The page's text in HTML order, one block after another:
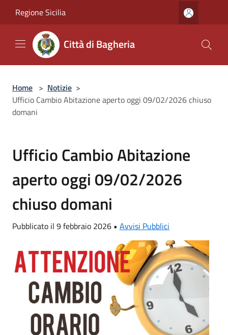
Regione Sicilia
Città di Bagheria
Home > Notizie >
Ufficio Cambio Abitazione aperto oggi 09/02/2026 chiuso
domani
Ufficio Cambio Abitazione
aperto oggi 09/02/2026
chiuso domani
Pubblicato il 9 febbraio 2026 • Avvisi Pubblici